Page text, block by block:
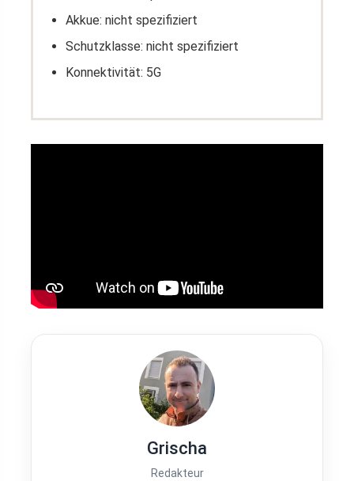
Akkue: nicht spezifiziert
Schutzklasse: nicht spezifiziert
Konnektivität: 5G
Grischa
Redakteur